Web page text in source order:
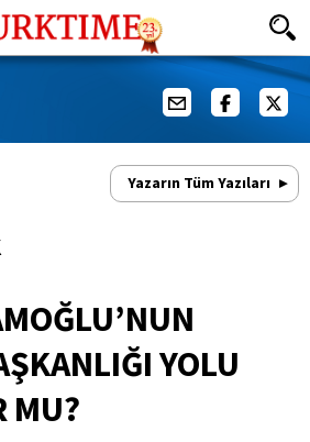
Yazarın Tüm Yazıları
YOLU
MU?